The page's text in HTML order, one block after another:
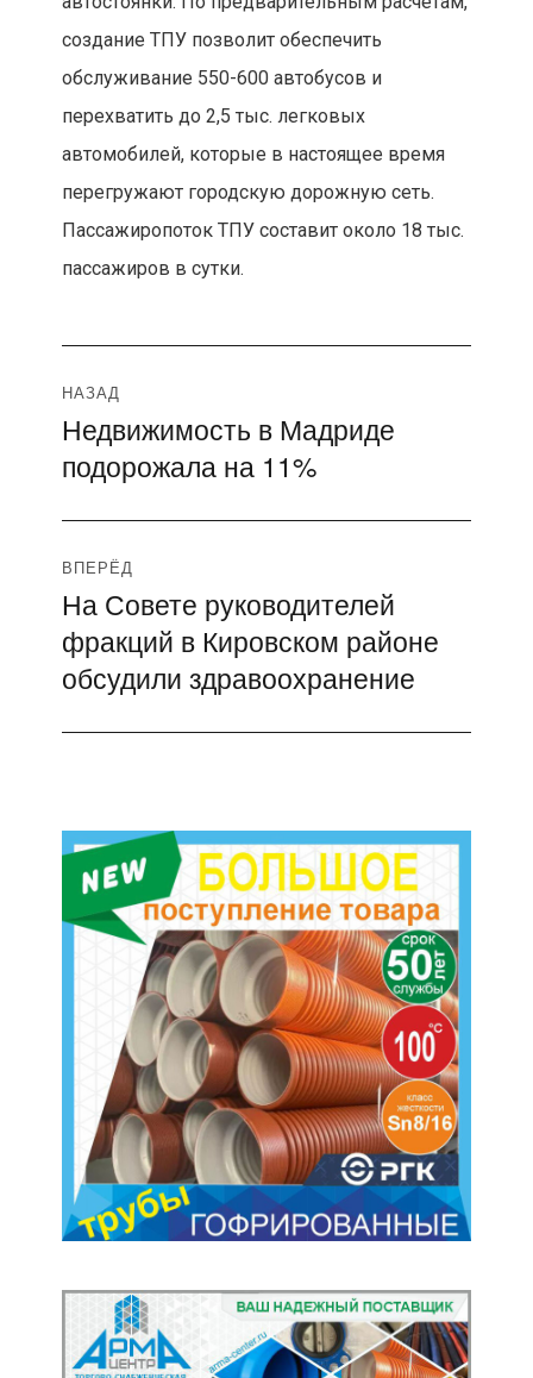
создание ТПУ позволит обеспечить
обслуживание 550-600 автобусов и
перехватить до 2,5 тыс. легковых
автомобилей, которые в настоящее время
перегружают городскую дорожную сеть.
Пассажиропоток ТПУ составит около 18 тыс.
пассажиров в сутки.
Навигация
по
записям
НАЗАД
Предыдущая
запись:
Недвижимость в Мадриде
подорожала на 11%
ВПЕРЁД
Следующая
запись:
На Совете руководителей
фракций в Кировском районе
обсудили здравоохранение